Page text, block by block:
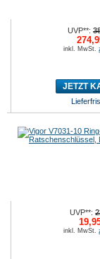
UVP**:
inkl. MwSt.
JETZT
UVP**:
inkl. MwSt.